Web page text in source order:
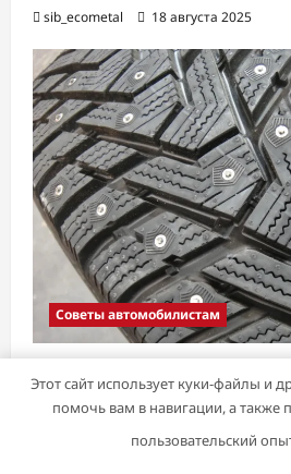
sib_ecometal 18 августа 2025
Советы автомобилистам
Шины Hankook Зима
Надежный Партнёр на
Этот сайт использует куки-файлы и
помочь вам в навигации, а также
пользовательский